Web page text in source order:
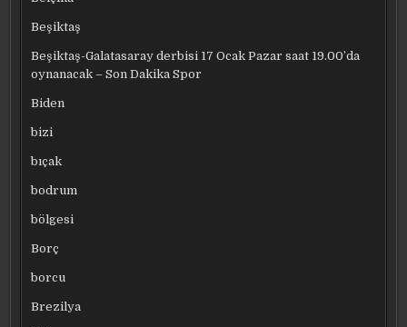
Beşiktaş
Beşiktaş-Galatasaray derbisi 17 Ocak Pazar saat 19.00’da
oynanacak – Son Dakika Spor
Biden
bizi
bıçak
bodrum
bölgesi
Borç
borcu
Brezilya